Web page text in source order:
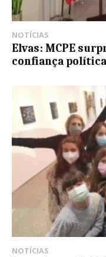
NOTÍCIAS
Elvas: MCPE
confiança política
NOTÍCIAS